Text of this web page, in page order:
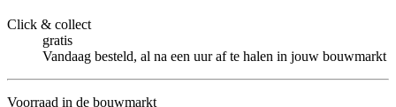
Click & collect
gratis
Vandaag besteld, al na een uur af te halen in jouw bouwmarkt
Voorraad in de bouwmarkt